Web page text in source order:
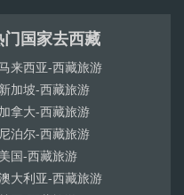
门国家去西藏
来西亚-西藏旅游
新加坡-西藏旅游
加拿大-西藏旅游
尼泊尔-西藏旅游
美国-西藏旅游
大利亚-西藏旅游